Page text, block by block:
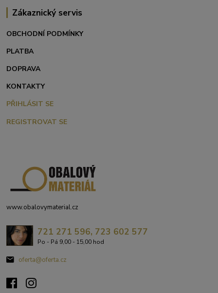
Zákaznický servis
OBCHODNÍ PODMÍNKY
PLATBA
DOPRAVA
KONTAKTY
PŘIHLÁSIT SE
REGISTROVAT SE
www.obalovymaterial.cz
721 271 596, 723 602 577
Po - Pá 9,00 - 15,00 hod
oferta@oferta.cz